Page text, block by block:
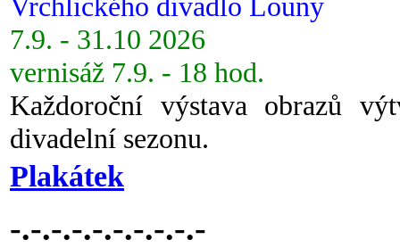
7.9. - 31.10 2026
vernisáž 7.9. - 18 hod.
Každoroční výstava obrazů
divadelní sezonu.
Plakátek
-.-.-.-.-.-.-.-.-.-